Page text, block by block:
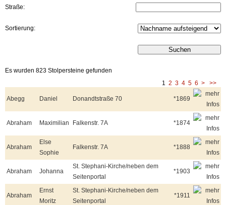
Straße:
Sortierung:
Es wurden 823 Stolpersteine gefunden
1 2 3 4 5 6 > >>
Abegg Daniel Donandtstraße 70 *1869
Abraham Maximilian Falkenstr. 7A *1874
Abraham
Else
Sophie
Falkenstr. 7A *1888
Abraham Johanna
St. Stephani-Kirche/neben dem
Seitenportal
*1903
Abraham
Ernst
Moritz
St. Stephani-Kirche/neben dem
Seitenportal
*1911